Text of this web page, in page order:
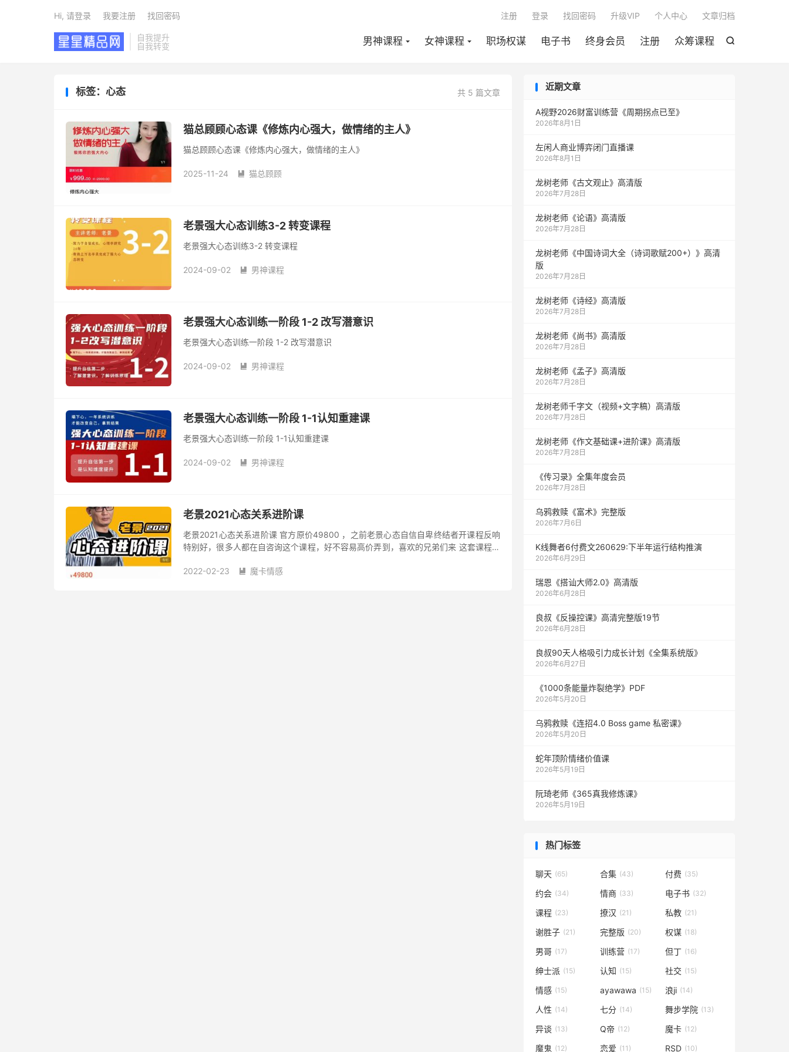
自我提升
自我转变

男神课程 女神课程 职场权谋 电子书 终身会员 注册 众筹课程
注册 登录 找回密码 升级VIP 个人中心 文章归档
Hi, 请登录 我要注册 找回密码
共 5 篇文章
标签：心态
猫总顾顾心态课《修炼内心强大，做情绪的主人》
猫总顾顾心态课《修炼内心强大，做情绪的主人》
2025-11-24  猫总顾顾
老景强大心态训练3-2 转变课程
老景强大心态训练3-2 转变课程
2024-09-02  男神课程
老景强大心态训练一阶段 1-2 改写潜意识
老景强大心态训练一阶段 1-2 改写潜意识
2024-09-02  男神课程
老景强大心态训练一阶段 1-1认知重建课
老景强大心态训练一阶段 1-1认知重建课
2024-09-02  男神课程
老景2021心态关系进阶课
老景2021心态关系进阶课 官方原价49800 ，之前老景心态自信自卑终结者开课程反响
特别好，很多人都在自咨询这个课程，好不容易高价弄到，喜欢的兄弟们来 这套课程从
里...
2022-02-23  魔卡情感
近期文章
A视野2026财富训练营《周期拐点已至》
2026年8月1日
左闲人商业博弈闭门直播课
2026年8月1日
龙树老师《古文观止》高清版
2026年7月28日
龙树老师《论语》高清版
2026年7月28日
龙树老师《中国诗词大全（诗词歌赋200+）》高清
版
2026年7月28日
龙树老师《诗经》高清版
2026年7月28日
龙树老师《尚书》高清版
2026年7月28日
龙树老师《孟子》高清版
2026年7月28日
龙树老师千字文（视频+文字稿）高清版
2026年7月28日
龙树老师《作文基础课+进阶课》高清版
2026年7月28日
《传习录》全集年度会员
2026年7月28日
乌鸦救赎《富术》完整版
2026年7月6日
K线舞者6付费文260629:下半年运行结构推演
2026年6月29日
瑞恩《搭讪大师2.0》高清版
2026年6月28日
良叔《反操控课》高清完整版19节
2026年6月28日
良叔90天人格吸引力成长计划《全集系统版》
2026年6月27日
《1000‮能条‬‎量‮裂炸‬‎绝学》PDF
2026年5月20日
乌鸦救赎《连招4.0 Boss game 私密课》
2026年5月20日
蛇年顶阶情绪价值课
2026年5月19日
阮琦老师《365真我修炼课》
2026年5月19日
热门标签
聊天 (65) 合集 (43) 付费 (35)
约会 (34) 情商 (33) 电子书 (32)
课程 (23) 撩汉 (21) 私教 (21)
谢胜子 (21) 完整版 (20) 权谋 (18)
男哥 (17) 训练营 (17) 但丁 (16)
绅士派 (15) 认知 (15) 社交 (15)
情感 (15) ayawawa (15) 浪ji (14)
人性 (14) 七分 (14) 舞步学院 (13)
异谈 (13) Q帝 (12) 魔卡 (12)
魔鬼 (12) 恋爱 (11) RSD (10)